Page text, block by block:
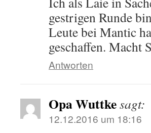
gestrigen Runde
Leute bei Mantic
geschaffen. Macht
Antworten
Opa Wuttkesagt:
12.12.2016 um 18:16